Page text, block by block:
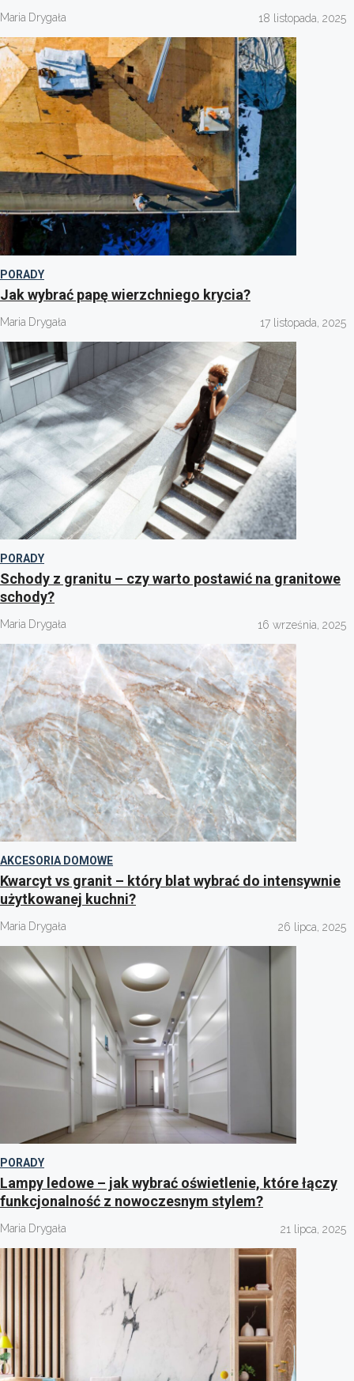
Maria Drygała 18 listopada, 2025
PORADY
Jak wybrać papę wierzchniego krycia?
Maria Drygała 17 listopada, 2025
PORADY
Schody z granitu – czy warto postawić na granitowe
schody?
Maria Drygała 16 września, 2025
AKCESORIA DOMOWE
Kwarcyt vs granit – który blat wybrać do intensywnie
użytkowanej kuchni?
Maria Drygała 26 lipca, 2025
PORADY
Lampy ledowe – jak wybrać oświetlenie, które łączy
funkcjonalność z nowoczesnym stylem?
Maria Drygała 21 lipca, 2025